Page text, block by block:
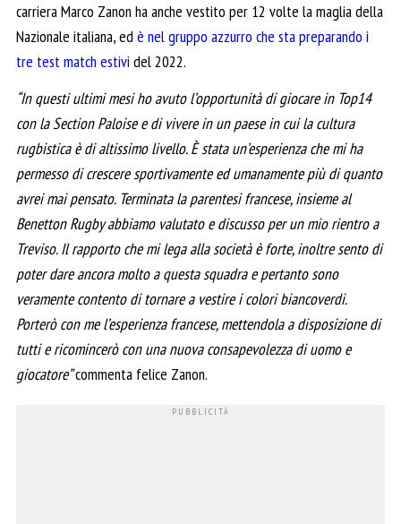
carriera Marco Zanon ha anche vestito per 12 volte la maglia della
Nazionale italiana, edè nel gruppo azzurro che sta preparando i
tre test match estivi del 2022.
“In questi ultimi mesi ho avuto l’opportunità di giocare in Top14
con la Section Paloise e di vivere in un paese in cui la cultura
rugbistica è di altissimo livello. È stata un’esperienza che mi ha
permesso di crescere sportivamente ed umanamente più di quanto
avrei mai pensato. Terminata la parentesi francese, insieme al
Benetton Rugby abbiamo valutato e discusso per un mio rientro a
Treviso. Il rapporto che mi lega alla società è forte, inoltre sento di
poter dare ancora molto a questa squadra e pertanto sono
veramente contento di tornare a vestire i colori biancoverdi.
Porterò con me l’esperienza francese, mettendola a disposizione di
tutti e ricomincerò con una nuova consapevolezza di uomo e
giocatore”commenta felice Zanon.